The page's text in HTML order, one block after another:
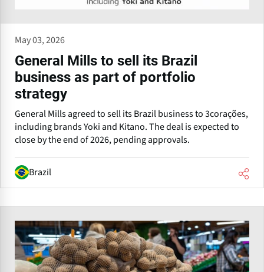
May 03, 2026
General Mills to sell its Brazil
business as part of portfolio
strategy
General Mills agreed to sell its Brazil business to 3corações,
including brands Yoki and Kitano. The deal is expected to
close by the end of 2026, pending approvals.
Brazil